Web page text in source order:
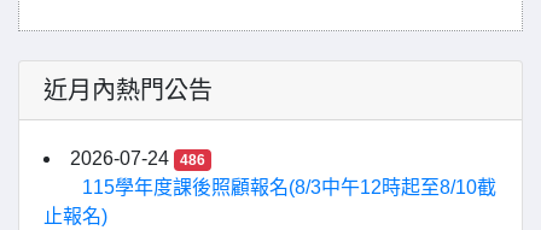
近月內熱門公告
2026-07-24 486
115學年度課後照顧報名(8/3中午12時起至8/10截
止報名)